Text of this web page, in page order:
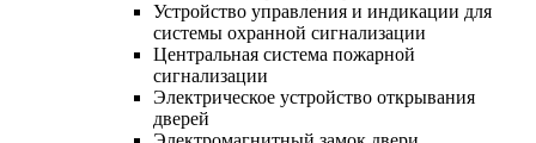
Устройство управления и индикации для
системы охранной сигнализации
Центральная система пожарной
сигнализации
Электрическое устройство открывания
дверей